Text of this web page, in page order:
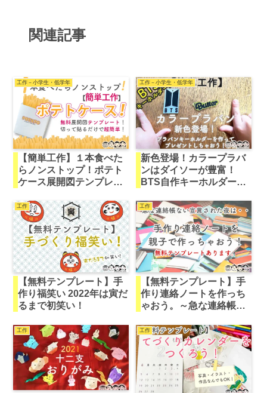
関連記事
工作－小学生・低学年
【簡単工作】１本食べた
らノンストップ！ポテト
ケース展開図テンプレー
簡単！
工作－小学生・低学年
新色登場！カラープラバ
ンはダイソーが豊富！
BTS自作キーホルダーを
工作
【無料テンプレート】手
作り福笑い 2022年は寅だ
るまで初笑い！
工作
【無料テンプレート】手
作り連絡ノートを作っち
ゃおう。～急な連絡帳在
工作 工作